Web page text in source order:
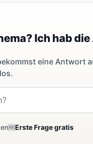
Ich hab
eine Antwort
🆓Erste Frage gratis